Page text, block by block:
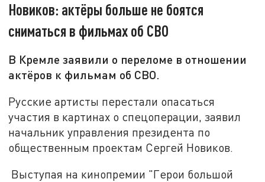
Новиков: актёры больше не боятся
сниматься в фильмах об СВО
В Кремле заявили о переломе в отношении
актёров к фильмам об СВО.
Русские артисты перестали опасаться
участия в картинах о спецоперации, заявил
начальник управления президента по
общественным проектам Сергей Новиков.
Выступая на кинопремии "Герои большой